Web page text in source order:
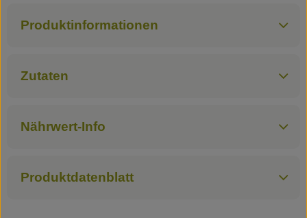
Produktinformationen
Zutaten
Nährwert-Info
Produktdatenblatt